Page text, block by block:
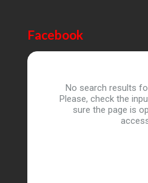
Facebook
No search results
Please, check the
sure the page is